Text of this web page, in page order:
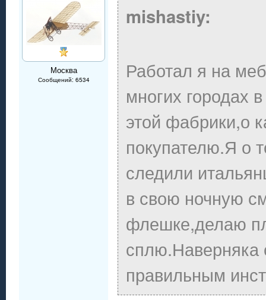
Москва
Сообщений: 6534
mishastiy:
Работал я на
многих городах
этой фабрики,о
покупателю.Я о
следили
в свою ночную
флешке,делаю
сплю.Наверняка
правильным